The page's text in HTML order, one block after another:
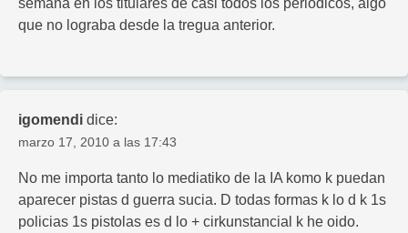
semana en los titulares de casi todos los periódicos, algo
que no lograba desde la tregua anterior.
igomendi dice:
marzo 17, 2010 a las 17:43
No me importa tanto lo mediatiko de la IA komo k puedan
aparecer pistas d guerra sucia. D todas formas k lo d k 1s
policias 1s pistolas es d lo + cirkunstancial k he oido.